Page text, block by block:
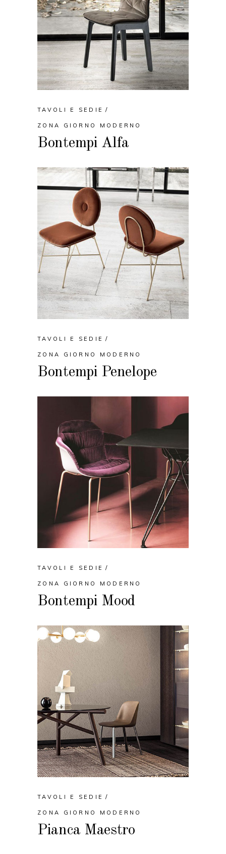
TAVOLI E SEDIE
ZONA GIORNO MODERNO
Bontempi Alfa
TAVOLI E SEDIE
ZONA GIORNO MODERNO
Bontempi Penelope
TAVOLI E SEDIE
ZONA GIORNO MODERNO
Bontempi Mood
TAVOLI E SEDIE
ZONA GIORNO MODERNO
Pianca Maestro